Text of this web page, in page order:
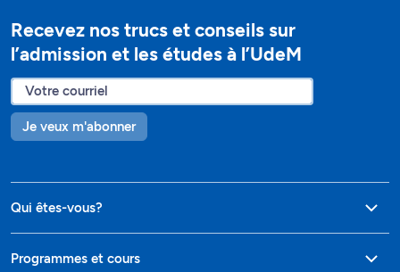
Recevez nos trucs et conseils sur
l’admission et les études à l’UdeM
Je veux m'abonner
Qui êtes-vous?
Programmes et cours